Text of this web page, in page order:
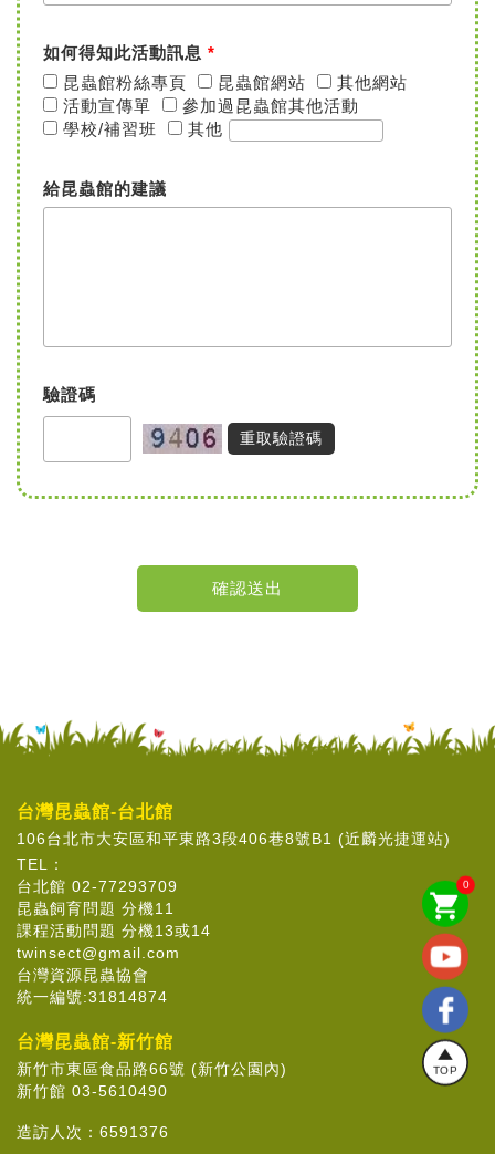
如何得知此活動訊息 *
昆蟲館粉絲專頁
昆蟲館網站
其他網站
活動宣傳單
參加過昆蟲館其他活動
學校/補習班
其他
給昆蟲館的建議
驗證碼
重取驗證碼
shopping_cart
0
TOP
台灣昆蟲館-台北館
106台北市大安區和平東路3段406巷8號B1 (近麟光捷運站)
TEL：
台北館 02-77293709
昆蟲飼育問題 分機11
課程活動問題 分機13或14
twinsect@gmail.com
台灣資源昆蟲協會
統一編號:31814874
台灣昆蟲館-新竹館
新竹市東區食品路66號 (新竹公園內)
新竹館 03-5610490
造訪人次： 6591376